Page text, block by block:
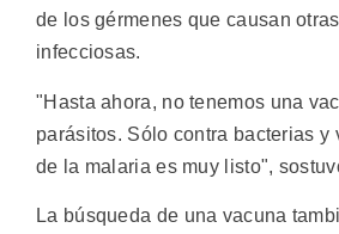
de los gérmenes que causan
infecciosas.
"Hasta ahora, no tenemos una
parásitos. Sólo contra bacterias y
de la malaria es muy listo",
La búsqueda de una vacuna